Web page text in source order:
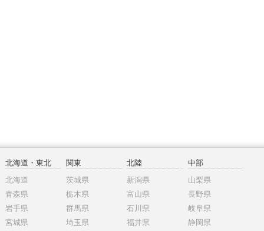
北海道・東北
北海道
青森県
岩手県
宮城県
関東
茨城県
栃木県
群馬県
埼玉県
北陸
新潟県
富山県
石川県
福井県
中部
山梨県
長野県
岐阜県
静岡県